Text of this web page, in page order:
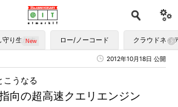
守り生かす ロー/ノーコード クラウドネイ
2012年10月18日 公開
向の超高速クエリエンジン
こうなる